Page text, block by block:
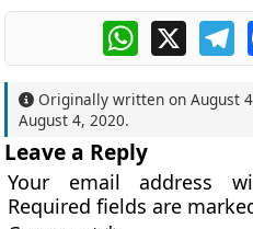
WhatsApp
X
Originally written onAugust
August 4, 2020.
Leave a Reply
Your email address
Required fields are